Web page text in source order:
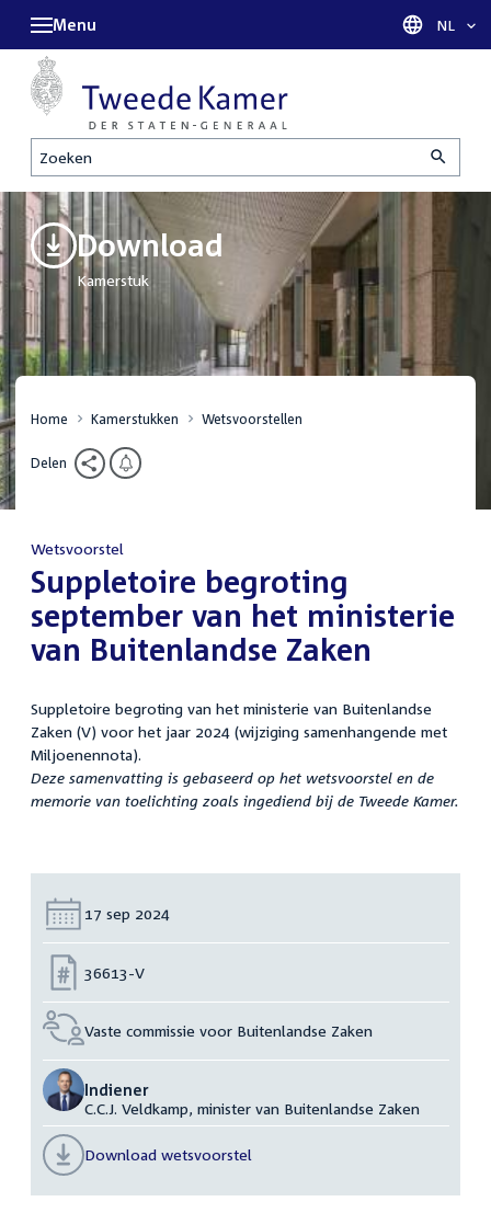
Zoeken
Menu Taal
NL
Download
Kamerstuk
Home Kamerstukken Wetsvoorstellen
Delen
Wetsvoorstel
:Suppletoire begroting
september van het ministerie
van Buitenlandse Zaken
Suppletoire begroting van het ministerie van Buitenlandse
Zaken (V) voor het jaar 2024 (wijziging samenhangende met
Miljoenennota).
Deze samenvatting is gebaseerd op het wetsvoorstel en de
memorie van toelichting zoals ingediend bij de Tweede Kamer.
Datum:
17 sep 2024
Nummer:
36613-V
Vaste commissie voor Buitenlandse Zaken
Indiener
C.C.J. Veldkamp, minister van Buitenlandse Zaken
Download wetsvoorstel